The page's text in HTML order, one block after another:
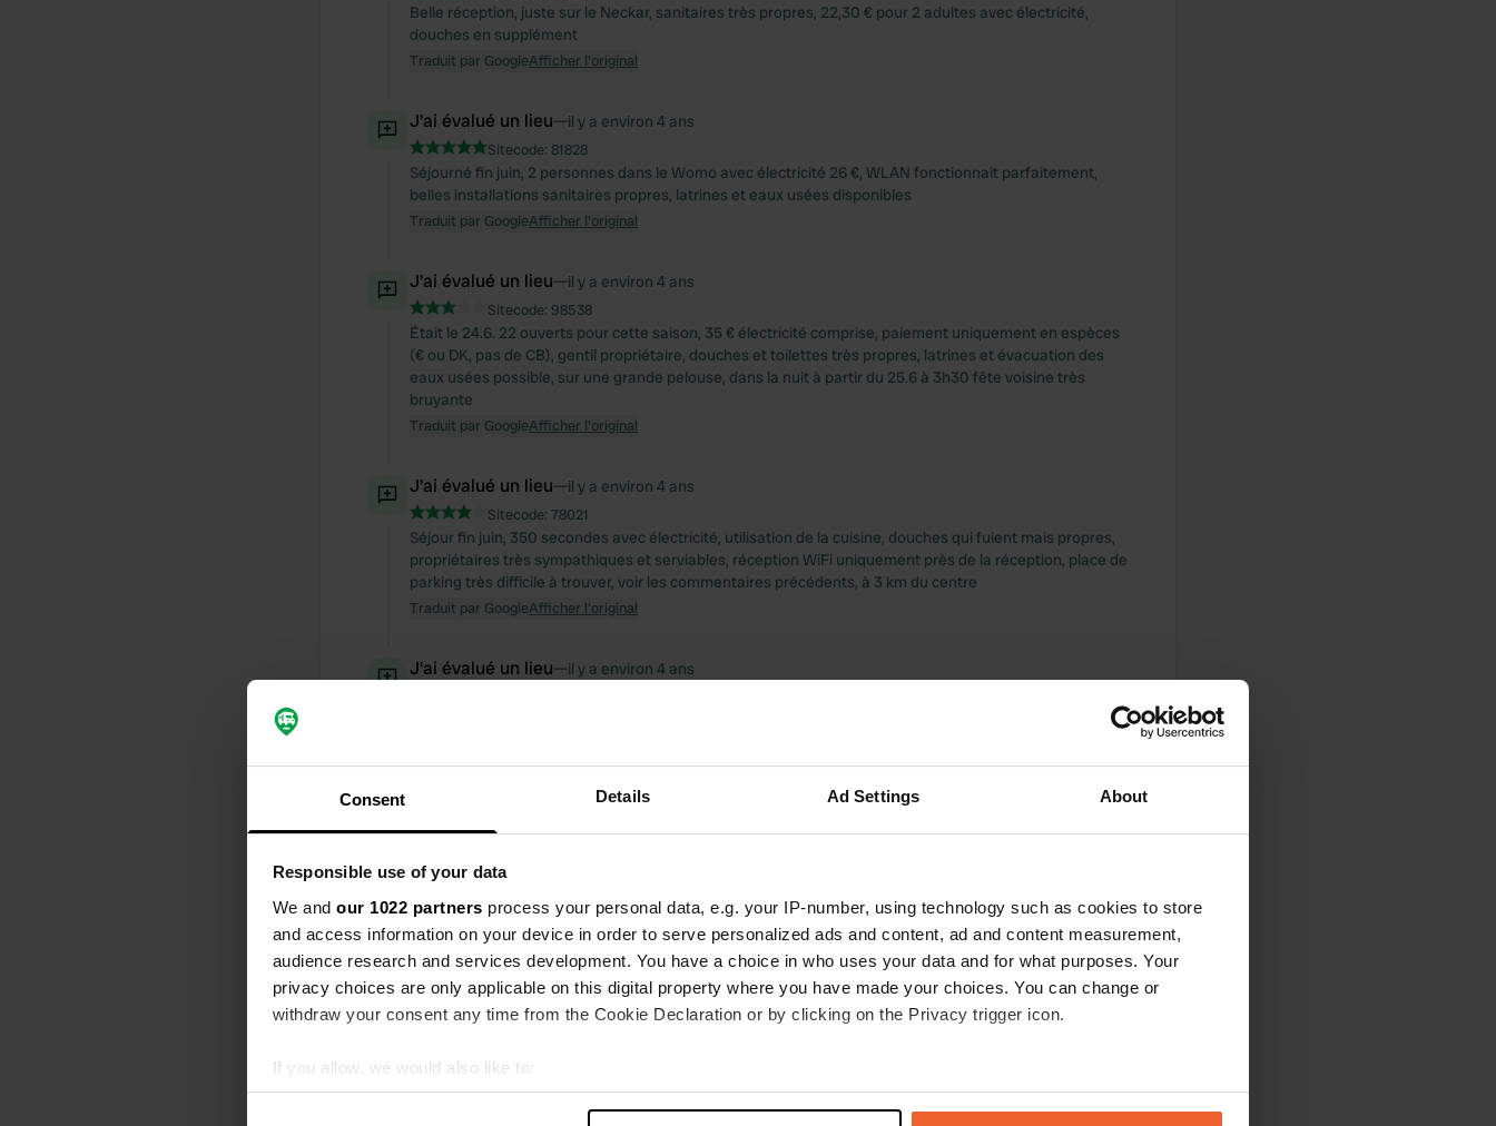
Consent Details Ad Settings About
Responsible use of your data
We and our 1022 partners process your personal data, e.g. your IP-number, using technology such as cookies to store
and access information on your device in order to serve personalized ads and content, ad and content measurement,
audience research and services development. You have a choice in who uses your data and for what purposes. Your
privacy choices are only applicable on this digital property where you have made your choices. You can change or
withdraw your consent any time from the Cookie Declaration or by clicking on the Privacy trigger icon.
If you allow, we would also like to:
Collect information about your geographical location which can be accurate to within several meters
Belle réception, juste sur le Neckar, sanitaires très propres, 22,30 € pour 2 adultes avec électricité,
douches en supplément
Traduit par GoogleAfficher l'original
J'ai évalué un lieu—il y a environ 4 ans
Sitecode: 81828
Séjourné fin juin, 2 personnes dans le Womo avec électricité 26 €, WLAN fonctionnait parfaitement,
belles installations sanitaires propres, latrines et eaux usées disponibles
Traduit par GoogleAfficher l'original
J'ai évalué un lieu—il y a environ 4 ans
Sitecode: 98538
Était le 24.6. 22 ouverts pour cette saison, 35 € électricité comprise, paiement uniquement en espèces
(€ ou DK, pas de CB), gentil propriétaire, douches et toilettes très propres, latrines et évacuation des
eaux usées possible, sur une grande pelouse, dans la nuit à partir du 25.6 à 3h30 fête voisine très
bruyante
Traduit par GoogleAfficher l'original
J'ai évalué un lieu—il y a environ 4 ans
Sitecode: 78021
Séjour fin juin, 350 secondes avec électricité, utilisation de la cuisine, douches qui fuient mais propres,
propriétaires très sympathiques et serviables, réception WiFi uniquement près de la réception, place de
parking très difficile à trouver, voir les commentaires précédents, à 3 km du centre
Traduit par GoogleAfficher l'original
J'ai évalué un lieu—il y a environ 4 ans
pas d'eau usée seulement des latrines, une belle cuisine et des douches et des toilettes propres, pas de
départ idéal pour le parc national de Söderasen
Afficher l'original
Sitecode:
le 21.6. Payé 250 secondes avec électricité, très calme, super sanitaires, eaux usées et latrines à
disposition
Traduit par Google Afficher l'original
J'ai évalué un lieu—il y a environ 4 ans
douches et toilettes très propres, payées 22 380 SEK sur 20.6 pour 2 personnes dans le camping-car
Afficher l'original